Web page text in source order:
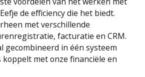
de efficiency die het biedt.
met verschillende
facturatie en CRM.
gecombineerd in één systeem
koppelt met onze financiële en